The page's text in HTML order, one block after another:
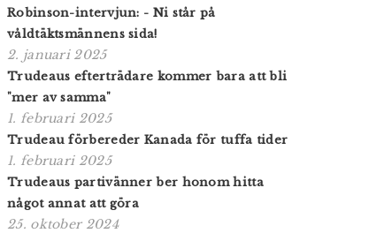
Robinson-intervjun: - Ni står på
våldtäktsmännens sida!
2. januari 2025
Trudeaus efterträdare kommer bara att bli
"mer av samma"
1. februari 2025
Trudeau förbereder Kanada för tuffa tider
1. februari 2025
Trudeaus partivänner ber honom hitta
något annat att göra
25. oktober 2024